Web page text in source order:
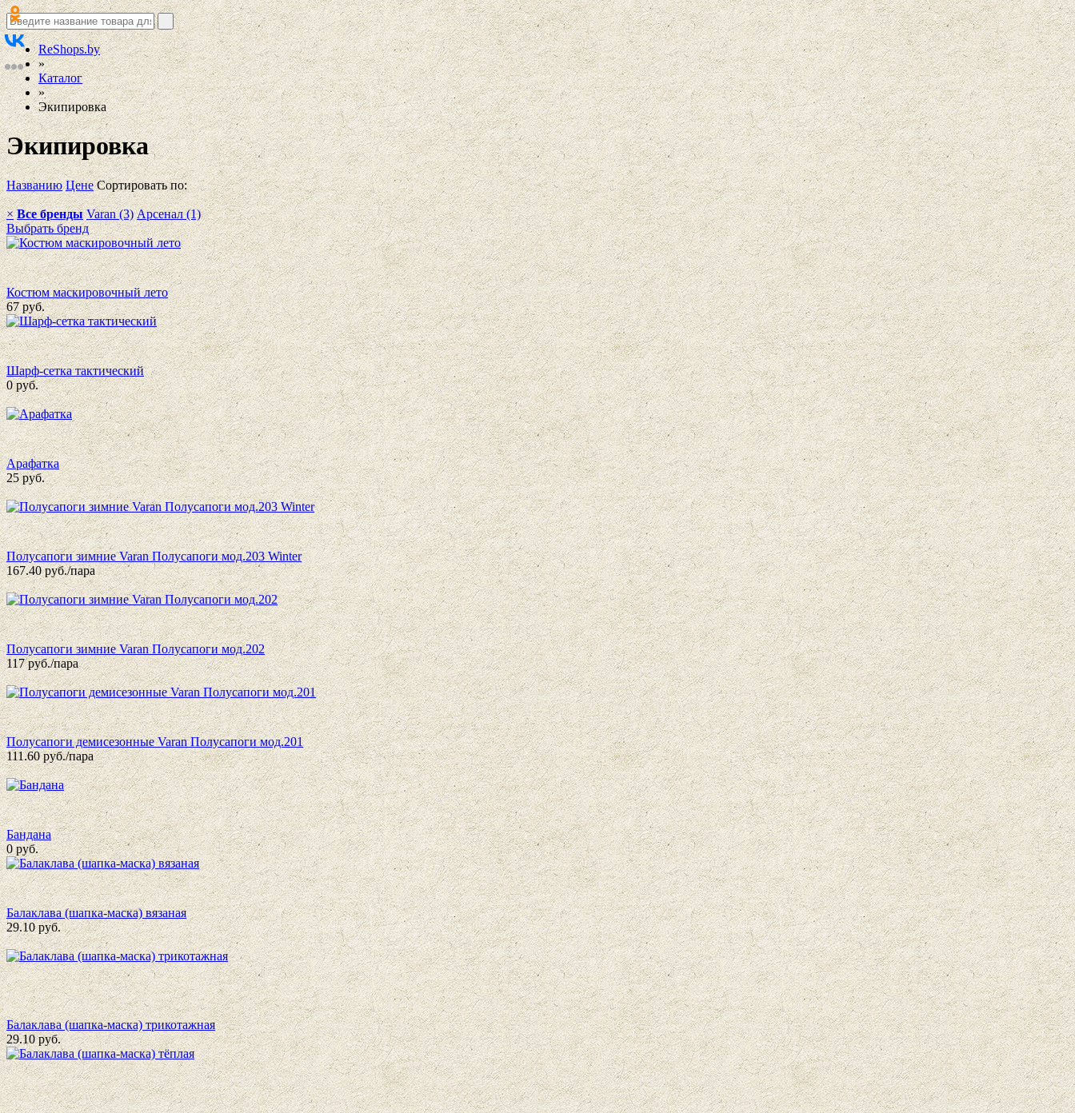
ReShops.by
»
Каталог
»
Экипировка
Экипировка
Названию Цене Сортировать по:
× Все бренды Varan (3) Арсенал (1)
Выбрать бренд
Костюм маскировочный лето
67руб.
Шарф-сетка тактический
0руб.
Арафатка
25руб.
Полусапоги зимние Varan Полусапоги мод.203 Winter
167.40руб./пара
Полусапоги зимние Varan Полусапоги мод.202
117руб./пара
Полусапоги демисезонные Varan Полусапоги мод.201
111.60руб./пара
Бандана
0руб.
Балаклава (шапка-маска) вязаная
29.10руб.
Балаклава (шапка-маска) трикотажная
29.10руб.